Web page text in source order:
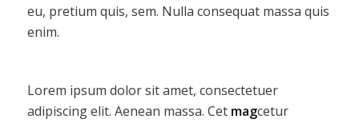
eu, pretium quis, sem. Nulla consequat massa quis
enim.
Lorem ipsum dolor sit amet, consectetuer
adipiscing elit. Aenean massa. Cet magcetur